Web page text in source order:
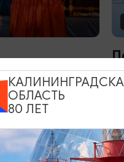
и 22.08 в 17:00
ул.
ОБЛАСТЬ
80 ЛЕТ